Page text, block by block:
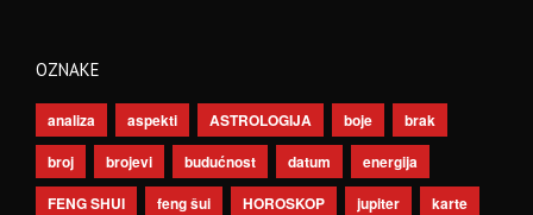
OZNAKE
analiza aspekti ASTROLOGIJA boje
brak
broj
brojevi budućnost datum
energija
FENG SHUI
feng šui HOROSKOP jupiter
karte